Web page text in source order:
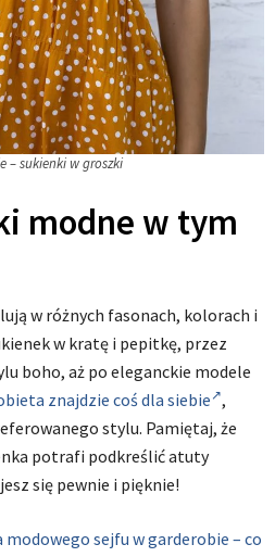
– sukienki w groszki
modne w tym
w różnych fasonach, kolorach i
w kratę i pepitkę, przez
boho, aż po eleganckie modele
znajdzie coś dla siebie ,
stylu. Pamiętaj, że
potrafi podkreślić atuty
się pewnie i pięknie!
modowego sejfu w garderobie – co